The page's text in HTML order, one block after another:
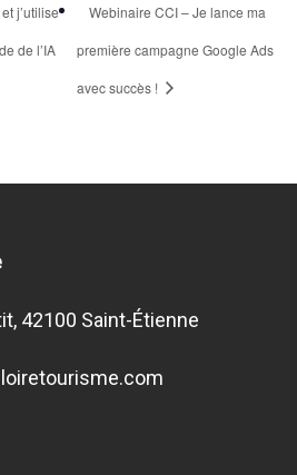
j’utilise
de l’IA
Webinaire CCI – Je lance ma
première campagne Google Ads
avec succès !
42100 Saint-Étienne